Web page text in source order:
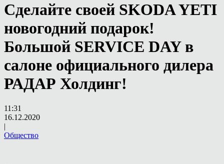
Сделайте своей SKODA YETI
новогодний подарок!
Большой SERVICE DAY в
салоне официального дилера
РАДАР Холдинг!
11:31
16.12.2020
|
Общество